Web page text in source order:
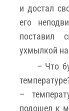
и достал
его
поставил
ухмылкой
– Что
–
подошел к